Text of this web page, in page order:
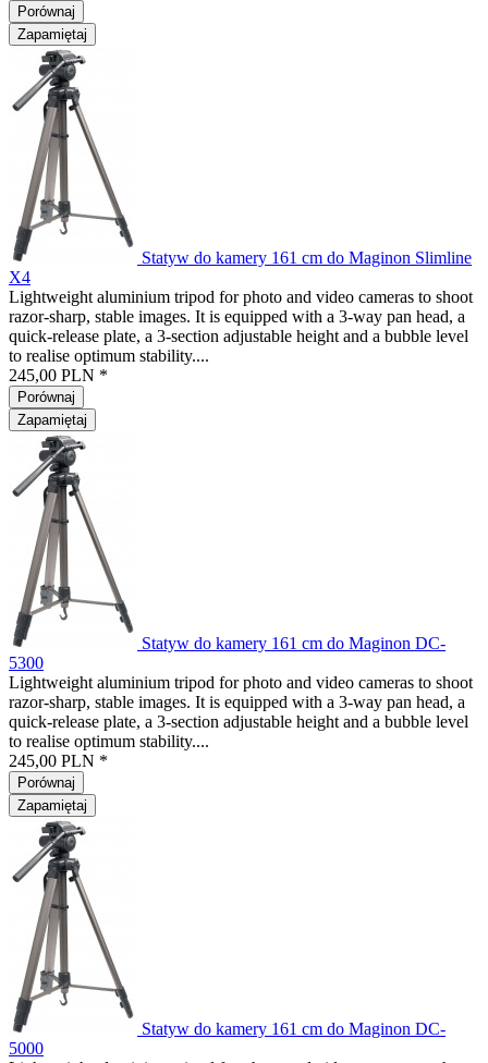
Porównaj
Zapamiętaj
Statyw do kamery 161 cm do Maginon Slimline
X4
Lightweight aluminium tripod for photo and video cameras to shoot
razor-sharp, stable images. It is equipped with a 3-way pan head, a
quick-release plate, a 3-section adjustable height and a bubble level
to realise optimum stability....
245,00 PLN *
Porównaj
Zapamiętaj
Statyw do kamery 161 cm do Maginon DC-
5300
Lightweight aluminium tripod for photo and video cameras to shoot
razor-sharp, stable images. It is equipped with a 3-way pan head, a
quick-release plate, a 3-section adjustable height and a bubble level
to realise optimum stability....
245,00 PLN *
Porównaj
Zapamiętaj
Statyw do kamery 161 cm do Maginon DC-
5000